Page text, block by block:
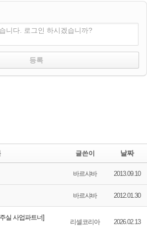
니다. 로그인 하시겠습니까?
글쓴이 날짜
바르샤바 2013.09.10
바르샤바 2012.01.30
실 사업파트너]
리셀코리아 2026.02.13